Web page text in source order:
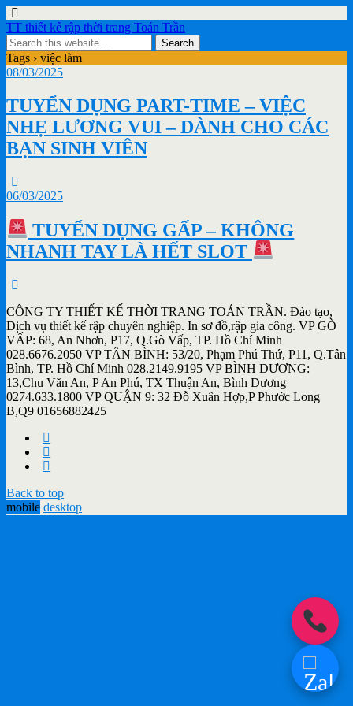
TT thiết kế rập thời trang Toán Trần
Tags › việc làm
08/03/2025
TUYỂN DỤNG PART-TIME – VIỆC
NHẸ LƯƠNG VUI – DÀNH CHO CÁC
BẠN SINH VIÊN
06/03/2025
TUYỂN DỤNG GẤP – KHÔNG
NHANH TAY LÀ HẾT SLOT
CÔNG TY THIẾT KẾ THỜI TRANG TOÁN TRẦN. Đào tạo,
Dịch vụ thiết kế rập chuyên nghiệp. In sơ đồ,rập gia công. VP GÒ
VẤP: 68, An Nhơn, P17, Q.Gò Vấp, TP. Hồ Chí Minh
028.6676.2050 VP TÂN BÌNH: 53/20, Phạm Phú Thứ, P11, Q.Tân
Bình, TP. Hồ Chí Minh 028.2149.9195 VP BÌNH DƯƠNG:
13,Chu Văn An, P An Phú, TX Thuận An, Bình Dương
0274.633.1800 VP QUẬN 9: 32 Đỗ Xuân Hợp,P Phước Long
B,Q9 01656882425
Back to top
mobile desktop